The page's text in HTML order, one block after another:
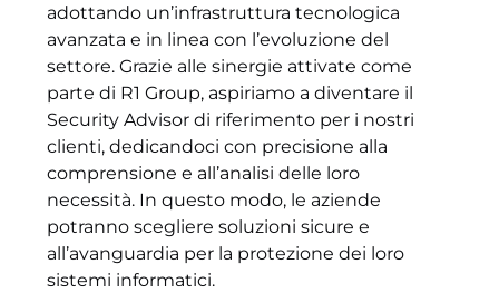
adottando un’infrastruttura tecnologica
avanzata e in linea con l’evoluzione del
settore. Grazie alle sinergie attivate come
parte di R1 Group, aspiriamo a diventare il
Security Advisor di riferimento per i nostri
clienti, dedicandoci con precisione alla
comprensione e all’analisi delle loro
necessità. In questo modo, le aziende
potranno scegliere soluzioni sicure e
all’avanguardia per la protezione dei loro
sistemi informatici.